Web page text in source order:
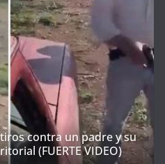
contra un padre y su
(FUERTE VIDEO)